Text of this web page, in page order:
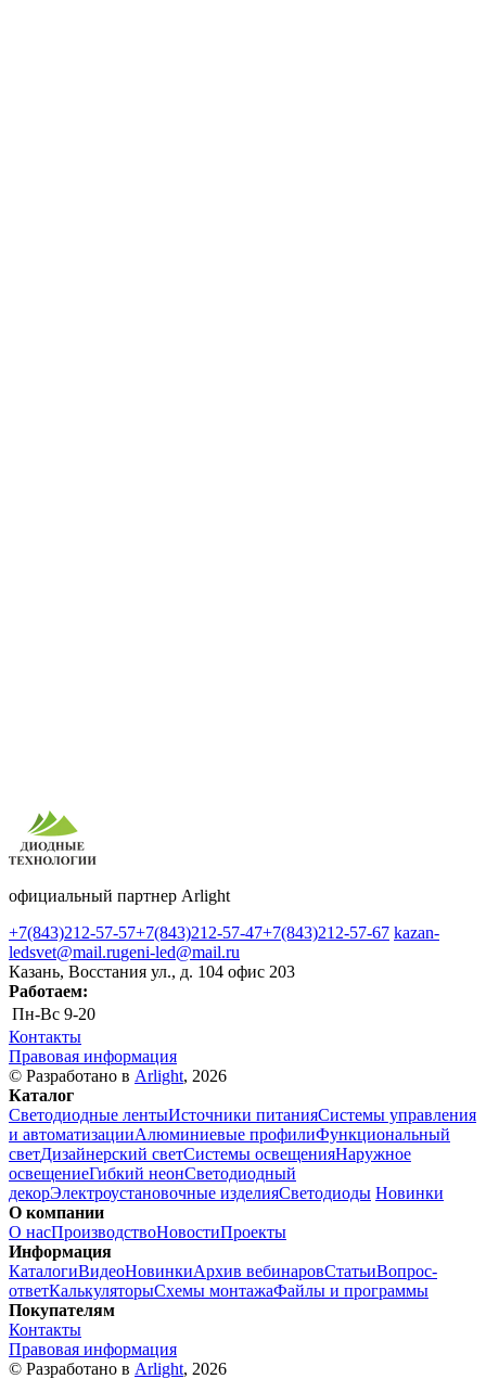
официальный партнер Arlight
+7(843)212-57-57+7(843)212-57-47+7(843)212-57-67 kazan-
ledsvet@mail.rugeni-led@mail.ru
Казань, Восстания ул., д. 104 офис 203
Работаем:
Пн-Вс 9-20
Контакты
Правовая информация
© Разработано в Arlight, 2026
Каталог
Светодиодные лентыИсточники питанияСистемы управления
и автоматизацииАлюминиевые профилиФункциональный
светДизайнерский светСистемы освещенияНаружное
освещениеГибкий неонСветодиодный
декорЭлектроустановочные изделияСветодиоды Новинки
О компании
О насПроизводствоНовостиПроекты
Информация
КаталогиВидеоНовинкиАрхив вебинаровСтатьиВопрос-
ответКалькуляторыСхемы монтажаФайлы и программы
Покупателям
Контакты
Правовая информация
© Разработано в Arlight, 2026